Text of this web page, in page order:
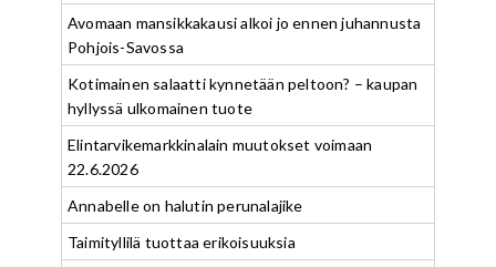
Avomaan mansikkakausi alkoi jo ennen juhannusta
Pohjois-Savossa
Kotimainen salaatti kynnetään peltoon? – kaupan
hyllyssä ulkomainen tuote
Elintarvikemarkkinalain muutokset voimaan
22.6.2026
Annabelle on halutin perunalajike
Taimityllilä tuottaa erikoisuuksia